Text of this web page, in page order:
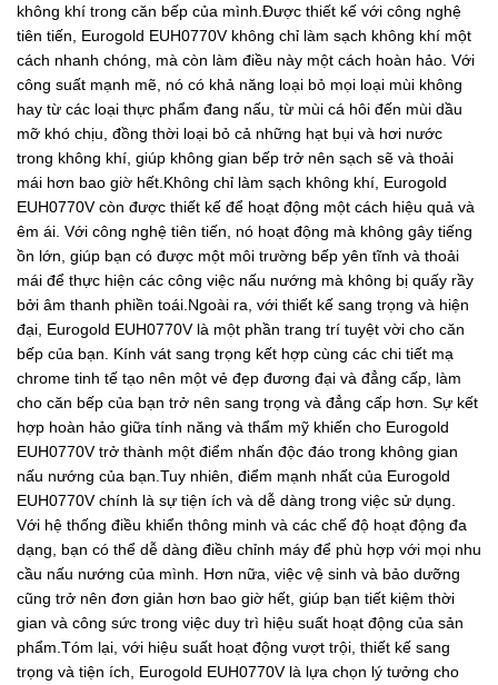
không khí trong căn bếp của mình.Được thiết kế với công nghệ
tiên tiến, Eurogold EUH0770V không chỉ làm sạch không khí một
cách nhanh chóng, mà còn làm điều này một cách hoàn hảo. Với
công suất mạnh mẽ, nó có khả năng loại bỏ mọi loại mùi không
hay từ các loại thực phẩm đang nấu, từ mùi cá hôi đến mùi dầu
mỡ khó chịu, đồng thời loại bỏ cả những hạt bụi và hơi nước
trong không khí, giúp không gian bếp trở nên sạch sẽ và thoải
mái hơn bao giờ hết.Không chỉ làm sạch không khí, Eurogold
EUH0770V còn được thiết kế để hoạt động một cách hiệu quả và
êm ái. Với công nghệ tiên tiến, nó hoạt động mà không gây tiếng
ồn lớn, giúp bạn có được một môi trường bếp yên tĩnh và thoải
mái để thực hiện các công việc nấu nướng mà không bị quấy rầy
bởi âm thanh phiền toái.Ngoài ra, với thiết kế sang trọng và hiện
đại, Eurogold EUH0770V là một phần trang trí tuyệt vời cho căn
bếp của bạn. Kính vát sang trọng kết hợp cùng các chi tiết mạ
chrome tinh tế tạo nên một vẻ đẹp đương đại và đẳng cấp, làm
cho căn bếp của bạn trở nên sang trọng và đẳng cấp hơn. Sự kết
hợp hoàn hảo giữa tính năng và thẩm mỹ khiến cho Eurogold
EUH0770V trở thành một điểm nhấn độc đáo trong không gian
nấu nướng của bạn.Tuy nhiên, điểm mạnh nhất của Eurogold
EUH0770V chính là sự tiện ích và dễ dàng trong việc sử dụng.
Với hệ thống điều khiển thông minh và các chế độ hoạt động đa
dạng, bạn có thể dễ dàng điều chỉnh máy để phù hợp với mọi nhu
cầu nấu nướng của mình. Hơn nữa, việc vệ sinh và bảo dưỡng
cũng trở nên đơn giản hơn bao giờ hết, giúp bạn tiết kiệm thời
gian và công sức trong việc duy trì hiệu suất hoạt động của sản
phẩm.Tóm lại, với hiệu suất hoạt động vượt trội, thiết kế sang
trọng và tiện ích, Eurogold EUH0770V là lựa chọn lý tưởng cho